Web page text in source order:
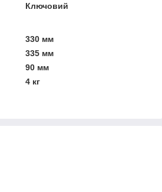
Ключовий
330 мм
335 мм
90 мм
4 кг